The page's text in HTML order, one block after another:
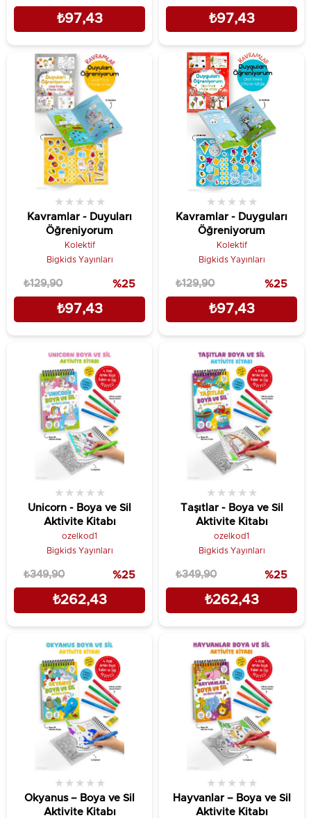
₺97,43 ₺97,43
Kavramlar - Duyuları
Öğreniyorum
★ ★ ★ ★ ★
Kolektif
Bigkids Yayınları
₺97,43
₺129,90 %25
Kavramlar - Duyguları
Öğreniyorum
★ ★ ★ ★ ★
Kolektif
Bigkids Yayınları
₺97,43
₺129,90 %25
Unicorn - Boya ve Sil
Aktivite Kitabı
★ ★ ★ ★ ★
ozelkod1
Bigkids Yayınları
₺262,43
₺349,90 %25
Taşıtlar - Boya ve Sil
Aktivite Kitabı
★ ★ ★ ★ ★
ozelkod1
Bigkids Yayınları
₺262,43
₺349,90 %25
Okyanus – Boya ve Sil
Aktivite Kitabı
★ ★ ★ ★ ★
Hayvanlar – Boya ve Sil
Aktivite Kitabı
★ ★ ★ ★ ★